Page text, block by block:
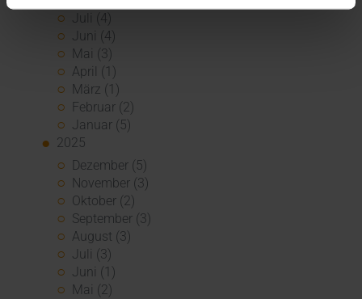
Juli (4)
Juni (4)
Mai (3)
April (1)
März (1)
Februar (2)
Januar (5)
2025
Dezember (5)
November (3)
Oktober (2)
September (3)
August (3)
Juli (3)
Juni (1)
Mai (2)